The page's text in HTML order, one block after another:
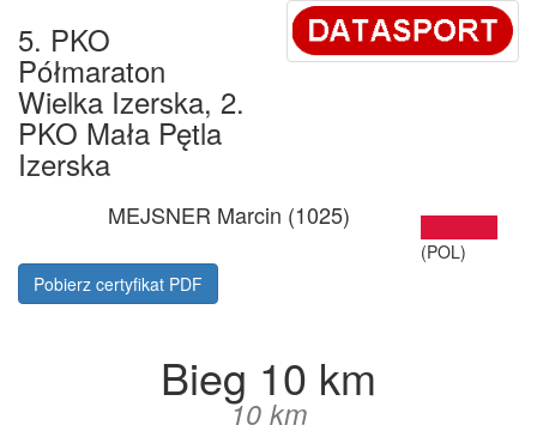
5. PKO
Półmaraton
Wielka Izerska, 2.
PKO Mała Pętla
Izerska
MEJSNER Marcin (1025)
(POL)
Pobierz certyfikat PDF
Bieg 10 km
10 km